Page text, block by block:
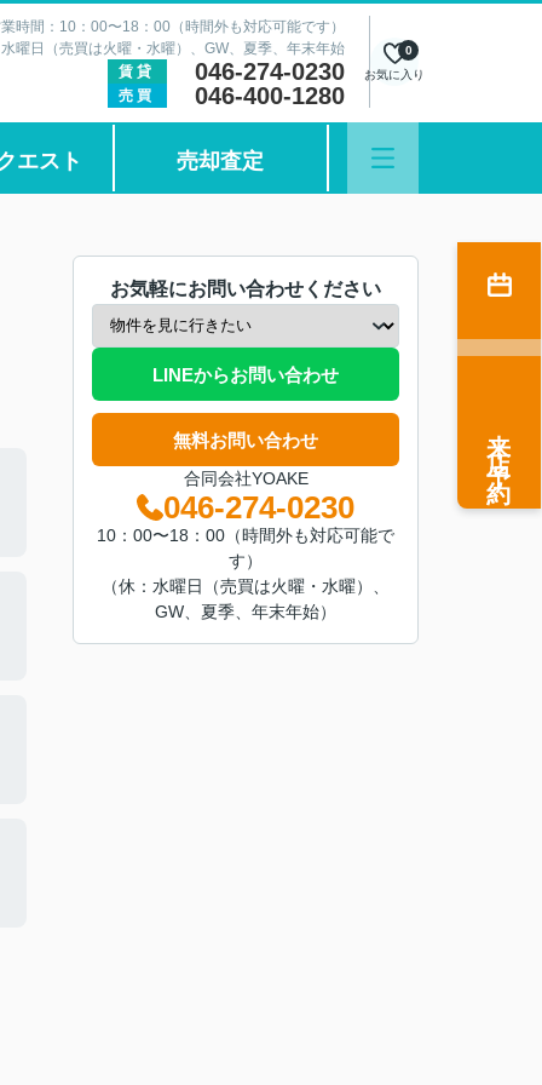
時間：10：00〜18：00（時間外も対応可能です）
曜日（売買は火曜・水曜）、GW、夏季、年末年始
賃貸
046-274-0230
売買 046-400-1280
お気に入り
0
エスト 売却査定
お気軽にお問い合わせください
LINEからお問い合わせ
無料お問い合わせ
合同会社YOAKE
046-274-0230
10：00〜18：00（時間外も対応可能で
す）
（休：水曜日（売買は火曜・水曜）、
GW、夏季、年末年始）
来店予約